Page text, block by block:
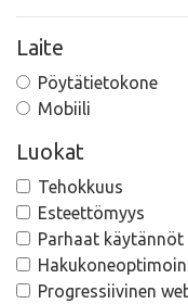
Laite
Pöytätietokone
Mobiili
Luokat
Tehokkuus
Esteettömyys
Parhaat käytännöt
Progressiivinen